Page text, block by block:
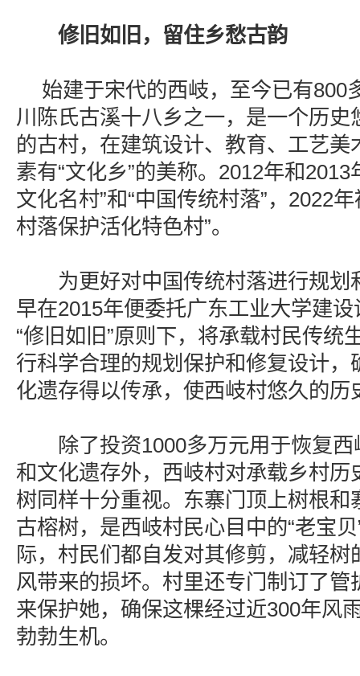
修旧如旧，留住乡愁古韵
始建于宋代的西岐，至今已有800
川陈氏古溪十八乡之一，是一个历史
的古村，在建筑设计、教育、工艺美
素有“文化乡”的美称。2012年和
文化名村”和“中国传统村落”，2022
村落保护活化特色村”。
为更好对中国传统村落进行规划
早在2015年便委托广东工业大学建
“修旧如旧”原则下，将承载村民传统
行科学合理的规划保护和修复设计，
化遗存得以传承，使西岐村悠久的历
除了投资1000多万元用于恢复西
和文化遗存外，西岐村对承载乡村历
树同样十分重视。东寨门顶上树根和
古榕树，是西岐村民心目中的“老宝
际，村民们都自发对其修剪，减轻
风带来的损坏。村里还专门制订了管
来保护她，确保这棵经过近300年风
勃勃生机。